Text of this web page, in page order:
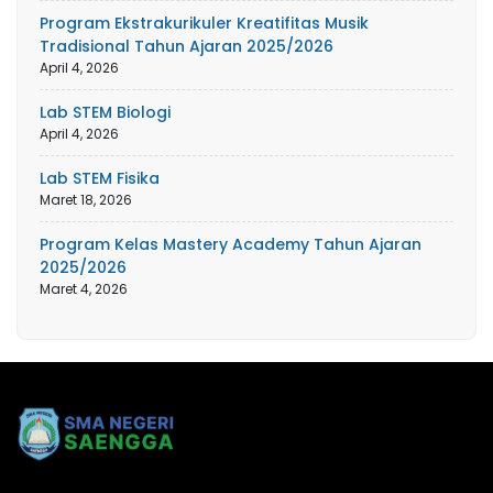
Program Ekstrakurikuler Kreatifitas Musik
Tradisional Tahun Ajaran 2025/2026
April 4, 2026
Lab STEM Biologi
April 4, 2026
Lab STEM Fisika
Maret 18, 2026
Program Kelas Mastery Academy Tahun Ajaran
2025/2026
Maret 4, 2026